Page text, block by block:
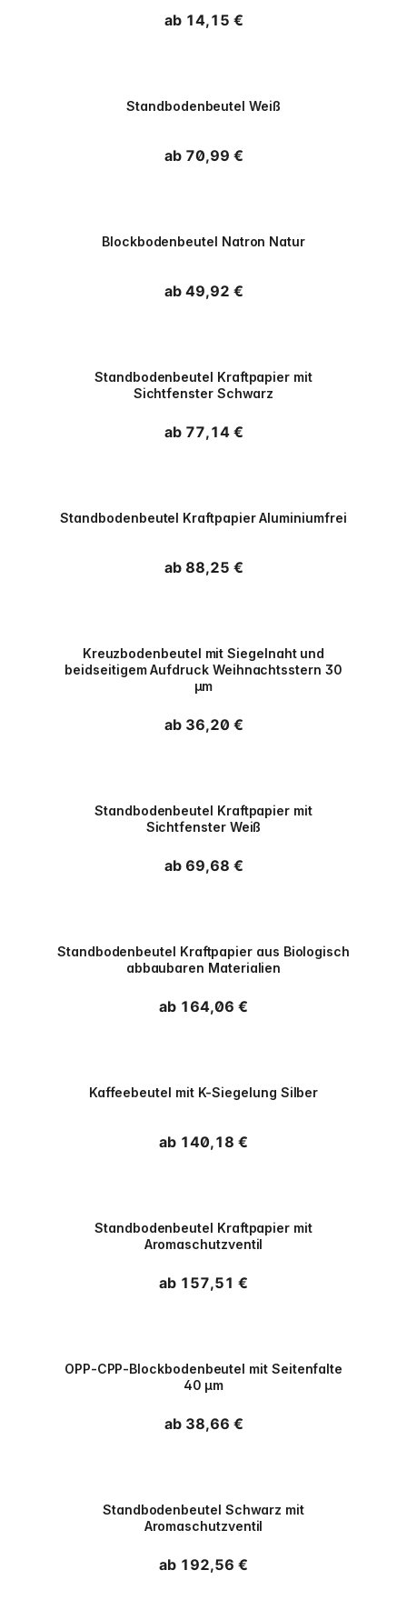
Normaler Preis
ab 14,15 €
Standbodenbeutel Weiß
Normaler Preis
ab 70,99 €
Blockbodenbeutel Natron Natur
Normaler Preis
ab 49,92 €
Standbodenbeutel Kraftpapier mit
Sichtfenster Schwarz
Normaler Preis
ab 77,14 €
Standbodenbeutel Kraftpapier Aluminiumfrei
Normaler Preis
ab 88,25 €
Kreuzbodenbeutel mit Siegelnaht und
beidseitigem Aufdruck Weihnachtsstern 30
µm
Normaler Preis
ab 36,20 €
Standbodenbeutel Kraftpapier mit
Sichtfenster Weiß
Normaler Preis
ab 69,68 €
Standbodenbeutel Kraftpapier aus Biologisch
abbaubaren Materialien
Normaler Preis
ab 164,06 €
Kaffeebeutel mit K-Siegelung Silber
Normaler Preis
ab 140,18 €
Standbodenbeutel Kraftpapier mit
Aromaschutzventil
Normaler Preis
ab 157,51 €
OPP-CPP-Blockbodenbeutel mit Seitenfalte
40 µm
Normaler Preis
ab 38,66 €
Standbodenbeutel Schwarz mit
Aromaschutzventil
Normaler Preis
ab 192,56 €